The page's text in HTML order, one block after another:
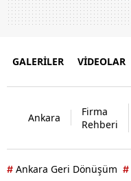
GALERİLER VİDEOLAR
Ankara
Firma
Rehberi
# Ankara Geri Dönüşüm #